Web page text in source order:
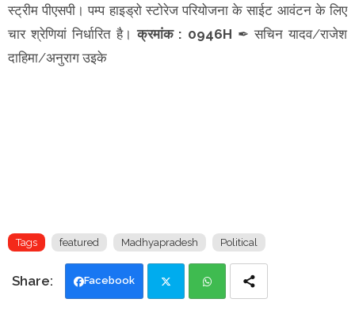
स्ट्रीम पीएसपी। पम्प हाइड्रो स्टोरेज परियोजना के साईट आवंटन के लिए
चार श्रेणियां निर्धारित है।क्रमांक : 0946H ✒ सचिन यादव/राजेश
दाहिमा/अनुराग उइके
Tags featured Madhyapradesh Political
Facebook